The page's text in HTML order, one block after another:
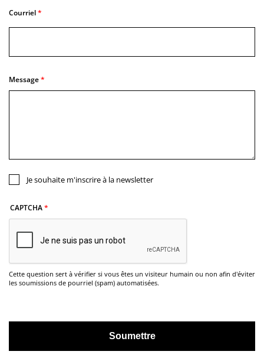
Courriel
Message
Je souhaite m'inscrire à la newsletter
CAPTCHA
Cette question sert à vérifier si vous êtes un visiteur humain ou non afin d'éviter
les soumissions de pourriel (spam) automatisées.